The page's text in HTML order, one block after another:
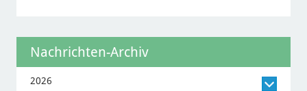
Nachrichten-Archiv
2026